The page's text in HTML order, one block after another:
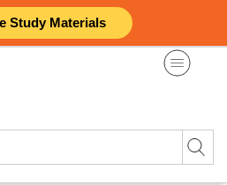
Study Materials